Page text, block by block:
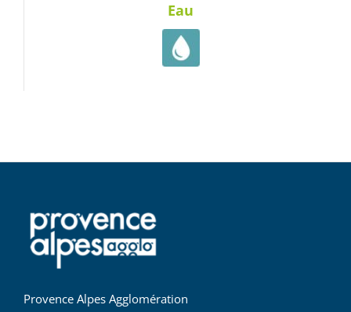
Eau
Provence Alpes Agglomération